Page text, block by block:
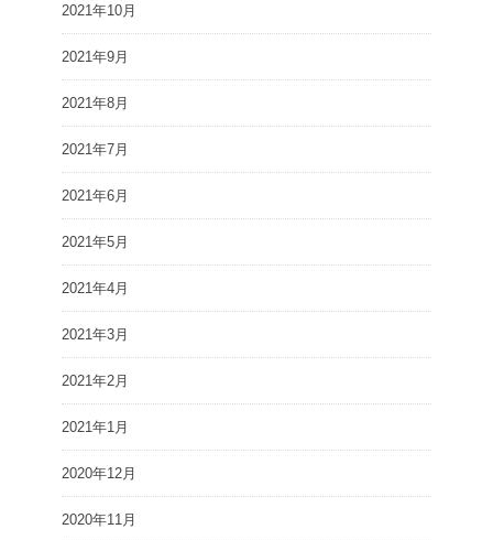
2021年10月
2021年9月
2021年8月
2021年7月
2021年6月
2021年5月
2021年4月
2021年3月
2021年2月
2021年1月
2020年12月
2020年11月